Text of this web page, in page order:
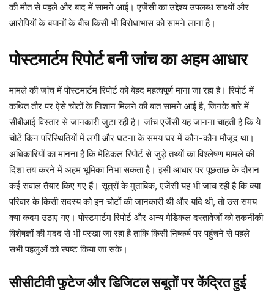
की मौत से पहले और बाद में सामने आईं। एजेंसी का उद्देश्य उपलब्ध साक्ष्यों और
आरोपियों के बयानों के बीच किसी भी विरोधाभास को सामने लाना है।
पोस्टमार्टम रिपोर्ट बनी जांच का अहम आधार
मामले की जांच में पोस्टमार्टम रिपोर्ट को बेहद महत्वपूर्ण माना जा रहा है। रिपोर्ट में
कथित तौर पर ऐसे चोटों के निशान मिलने की बात सामने आई है, जिनके बारे में
सीबीआई विस्तार से जानकारी जुटा रही है। जांच एजेंसी यह जानना चाहती है कि ये
चोटें किन परिस्थितियों में लगीं और घटना के समय घर में कौन-कौन मौजूद था।
अधिकारियों का मानना है कि मेडिकल रिपोर्ट से जुड़े तथ्यों का विश्लेषण मामले की
दिशा तय करने में अहम भूमिका निभा सकता है। इसी आधार पर पूछताछ के दौरान
कई सवाल तैयार किए गए हैं। सूत्रों के मुताबिक, एजेंसी यह भी जांच रही है कि क्या
परिवार के किसी सदस्य को इन चोटों की जानकारी थी और यदि थी, तो उस समय
क्या कदम उठाए गए। पोस्टमार्टम रिपोर्ट और अन्य मेडिकल दस्तावेजों को तकनीकी
विशेषज्ञों की मदद से भी परखा जा रहा है ताकि किसी निष्कर्ष पर पहुंचने से पहले
सभी पहलुओं को स्पष्ट किया जा सके।
सीसीटीवी फुटेज और डिजिटल सबूतों पर केंद्रित हुई